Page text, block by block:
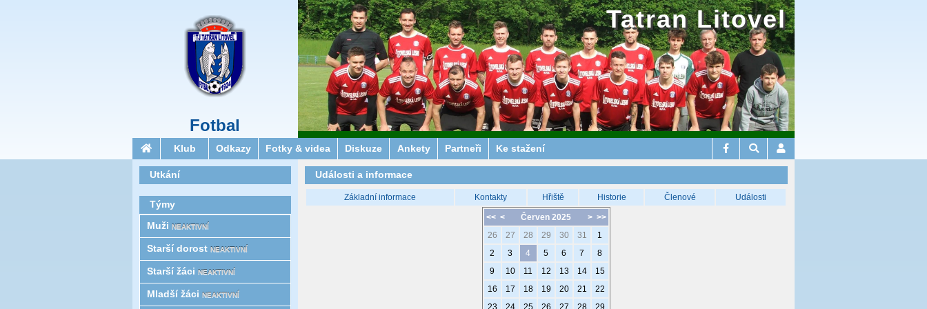
Fotbal
Tatran Litovel
Klub Odkazy Fotky & videa Diskuze Ankety Partneři Ke stažení
Události a informace
Základní informace Kontakty Hřiště Historie Členové Události
<< < > >>
Červen 2025
26
27 28 29 30 31
1
2
3 4 5 6 7
8
9
10 11 12 13 14
15
16
17 18 19 20 21
22
23
24 25 26 27 28
29
Utkání
Týmy
Muži NEAKTIVNÍ
Starší­ dorost NEAKTIVNÍ
Starší žáci NEAKTIVNÍ
Mladší žáci NEAKTIVNÍ